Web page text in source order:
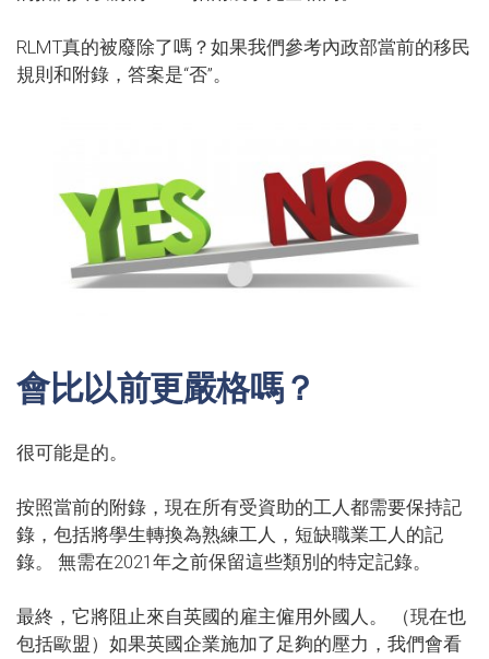
RLMT真的被廢除了嗎？如果我們參考內政部當前的移民
規則和附錄，答案是“否”。
會比以前更嚴格嗎？
很可能是的。
按照當前的附錄，現在所有受資助的工人都需要保持記
錄，包括將學生轉換為熟練工人，短缺職業工人的記
錄。 無需在2021年之前保留這些類別的特定記錄。
最終，它將阻止來自英國的雇主僱用外國人。 （現在也
包括歐盟）如果英國企業施加了足夠的壓力，我們會看